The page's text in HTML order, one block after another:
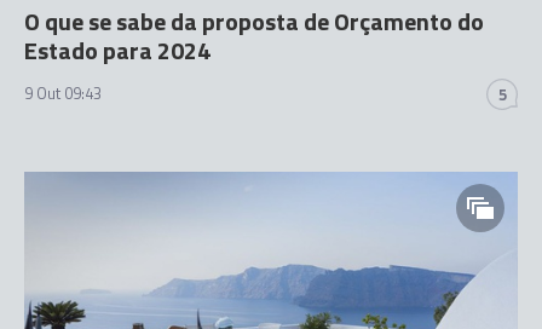
O que se sabe da proposta de Orçamento do
Estado para 2024
9 Out 09:43 5